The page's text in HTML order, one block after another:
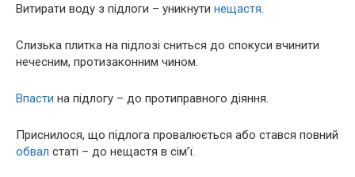
Витирати воду з підлоги – уникнути нещастя.
Слизька плитка на підлозі сниться до спокуси вчинити
нечесним, протизаконним чином.
Впасти на підлогу – до протиправного діяння.
Приснилося, що підлога провалюється або стався повний
обвал статі – до нещастя в сім’ї.